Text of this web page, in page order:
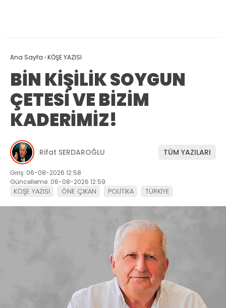
Ana Sayfa ›KÖŞE YAZISI
BİN KİŞİLİK SOYGUN
ÇETESİ VE BİZİM
KADERİMİZ!
Rifat SERDAROĞLU TÜM YAZILARI
Giriş: 06-08-2026 12:58
Güncelleme: 06-08-2026 12:59
KÖŞE YAZISI ÖNE ÇIKAN POLİTİKA TÜRKİYE